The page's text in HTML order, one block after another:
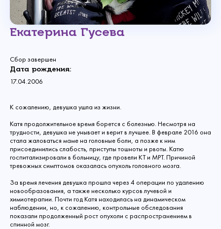
Екатерина Гусева
Сбор завершен
Дата рождения:
17.04.2006
К сожалению, девушка ушла из жизни.
Катя продолжительное время борется с болезнью. Несмотря на
трудности, девушка не унывает и верит в лучшее. В феврале 2016 она
стала жаловаться маме на головные боли, а позже к ним
присоединились слабость, приступы тошноты и рвоты. Катю
госпитализировали в больницу, где провели КТ и МРТ. Причиной
тревожных симптомов оказалась опухоль головного мозга.
За время лечения девушка прошла через 4 операции по удалению
новообразования, а также несколько курсов лучевой и
химиотерапии. Почти год Катя находилась на динамическом
наблюдении, но, к сожалению, контрольные обследования
показали продолженный рост опухоли с распространением в
спинной мозг.